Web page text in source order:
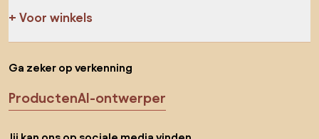
Voor winkels
Ga zeker op verkenning
ProductenAI-ontwerper